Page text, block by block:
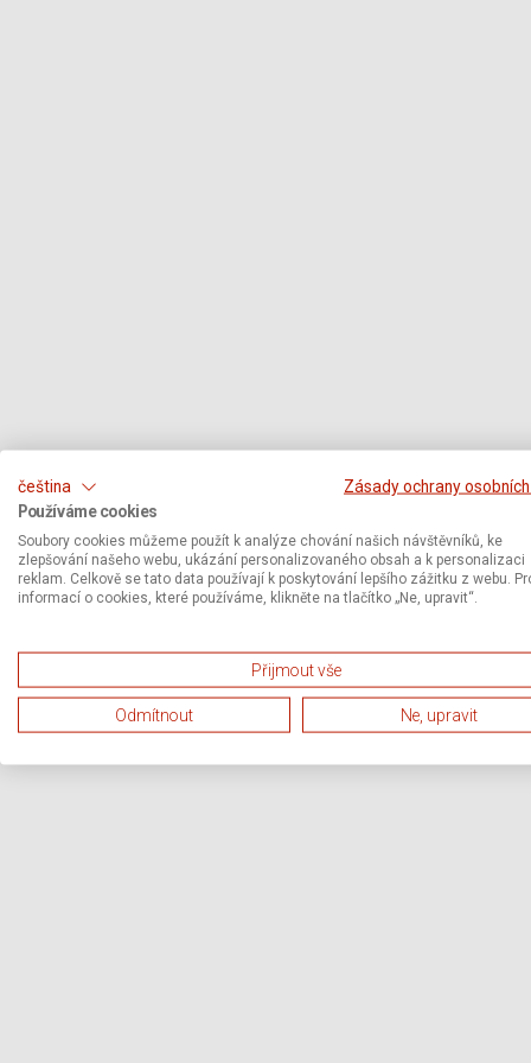
čeština
Zásady ochrany
Používáme cookies
Soubory cookies můžeme použít k analýze chování našich návštěvníků, ke
zlepšování našeho webu, ukázání personalizovaného obsah a k personalizaci
reklam. Celkově se tato data používají k poskytování lepšího zážitku z webu.
informací o cookies, které používáme, klikněte na tlačítko „Ne, upravit“.
Přijmout vše
Odmítnout Ne, upravit